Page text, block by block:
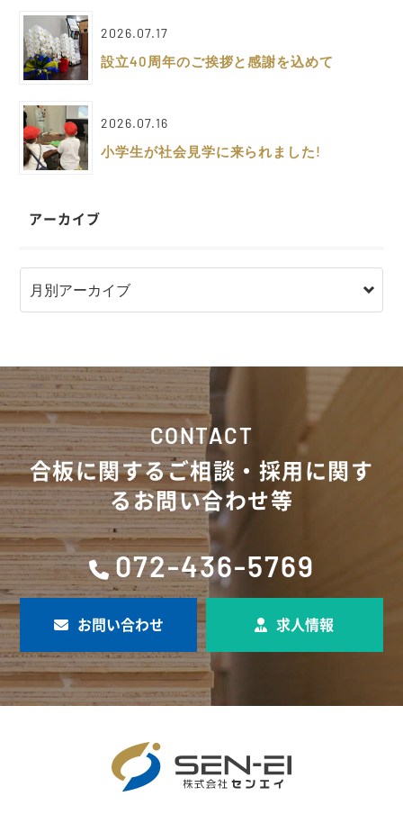
2026.07.17
設立40周年のご挨拶と感謝を込めて
2026.07.16
小学生が社会見学に来られました!
アーカイブ
CONTACT
合板に関するご相談・採用に関す
るお問い合わせ等
072-436-5769
お問い合わせ 求人情報